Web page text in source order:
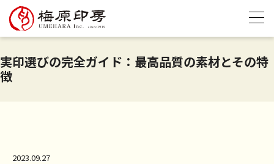
実印選びの完全ガイド：最高品質の素材とその特
徴
2023.09.27